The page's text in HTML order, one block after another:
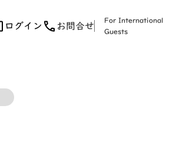
ログイン お問合せ
For International
Guests